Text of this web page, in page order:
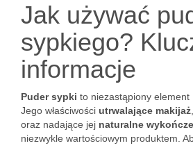
Jak używać
sypkiego?
informacje
Puder sypki to niezastąpiony element
Jego właściwości utrwalające makijaż
oraz nadające jej naturalne
niezwykle wartościowym produktem.